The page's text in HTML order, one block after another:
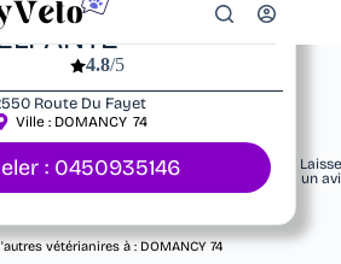
4.8/5
Route Du Fayet
Ville : DOMANCY 74
: 0450935146
un
vétérianires à : DOMANCY 74